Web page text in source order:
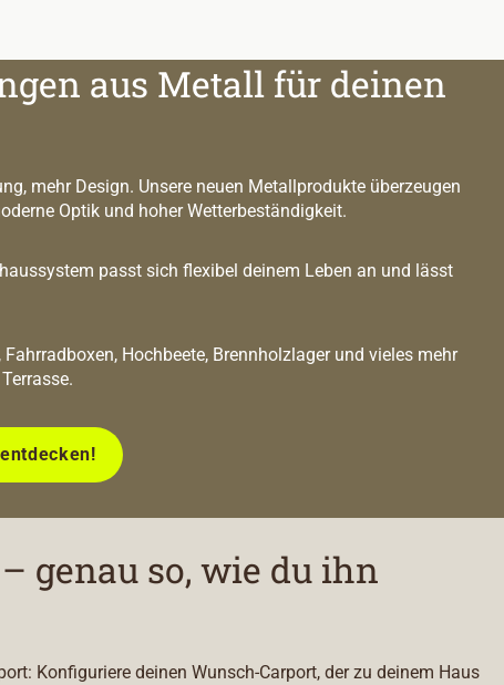
aus Metall für deinen
mehr Design. Unsere neuen Metallprodukte überzeugen
Optik und hoher Wetterbeständigkeit.
passt sich flexibel deinem Leben an und lässt
Fahrradboxen, Hochbeete, Brennholzlager und vieles mehr
genau so, wie du ihn
Konfiguriere deinen Wunsch-Carport, der zu deinem Haus